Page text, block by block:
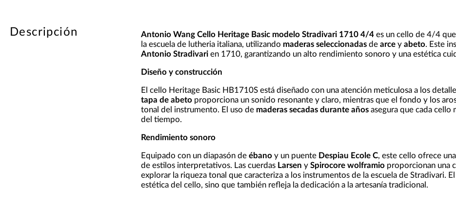
Descripción Antonio Wang Cello Heritage Basic modelo Stradivari 1710 4/4es un cello de 4/4
la escuela de lutheria italiana, utilizando maderas seleccionadasde arcey abeto. Este
Antonio Stradivarien 1710, garantizando un alto rendimiento sonoro y una estética
Diseño y construcción
El cello Heritage Basic HB1710S está diseñado con una atención meticulosa a los
tapa de abetoproporciona un sonido resonante y claro, mientras que el fondo y los
tonal del instrumento. El uso de maderas secadas durante añosasegura que cada cello
del tiempo.
Rendimiento sonoro
Equipado con un diapasón de ébanoy un puente Despiau Ecole C, este cello ofrece
de estilos interpretativos. Las cuerdas Larsen y Spirocore wolframioproporcionan una
explorar la riqueza tonal que caracteriza a los instrumentos de la escuela de Stradivari.
estética del cello, sino que también refleja la dedicación a la artesanía tradicional.